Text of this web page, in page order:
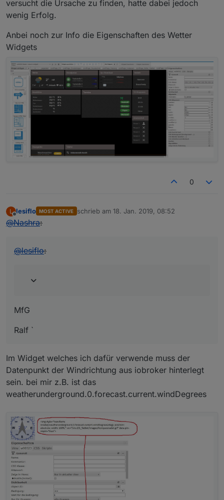
versucht die Ursache zu finden, hatte dabei jedoch
wenig Erfolg.
Anbei noch zur Info die Eigenschaften des Wetter
Widgets
0
L
Offline
lesiflo MOST ACTIVE schrieb am 18. Jan. 2019, 08:52
zuletzt editiert von
@Nashra:
@lesiflo:
MfG
Ralf `
Im Widget welches ich dafür verwende muss der
Datenpunkt der Windrichtung aus iobroker hinterlegt
sein. bei mir z.B. ist das
weatherunderground.0.forecast.current.windDegrees